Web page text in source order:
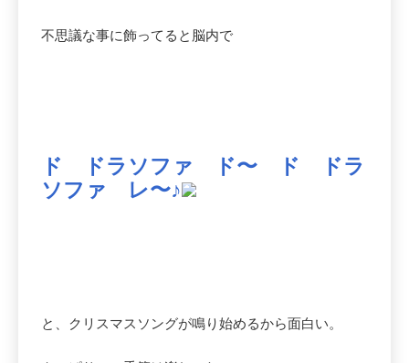
不思議な事に飾ってると脳内で
ド ドラソファ ド〜 ド ドラ
ソファ レ〜♪
と、クリスマスソングが鳴り始めるから面白い。